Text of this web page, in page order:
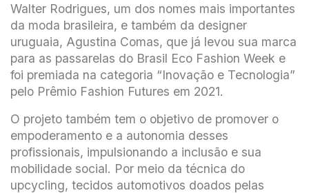
Walter Rodrigues, um dos nomes mais importantes
da moda brasileira, e também da designer
uruguaia, Agustina Comas, que já levou sua marca
para as passarelas do Brasil Eco Fashion Week e
foi premiada na categoria “Inovação e Tecnologia”
pelo Prêmio Fashion Futures em 2021.
O projeto também tem o objetivo de promover o
empoderamento e a autonomia desses
profissionais, impulsionando a inclusão e sua
mobilidade social. Por meio da técnica do
upcycling, tecidos automotivos doados pelas